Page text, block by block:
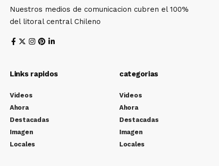
Nuestros medios de comunicacion cubren el 100%
del litoral central Chileno
Links rapidos
Videos
Ahora
Destacadas
Imagen
Locales
categorias
Videos
Ahora
Destacadas
Imagen
Locales